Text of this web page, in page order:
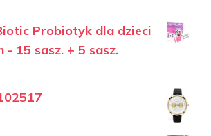
Probiotyk dla dzieci
- 15 sasz. + 5 sasz.